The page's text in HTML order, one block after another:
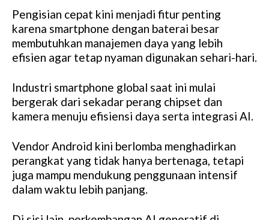
Pengisian cepat kini menjadi fitur penting
karena smartphone dengan baterai besar
membutuhkan manajemen daya yang lebih
efisien agar tetap nyaman digunakan sehari-hari.
Industri smartphone global saat ini mulai
bergerak dari sekadar perang chipset dan
kamera menuju efisiensi daya serta integrasi AI.
Vendor Android kini berlomba menghadirkan
perangkat yang tidak hanya bertenaga, tetapi
juga mampu mendukung penggunaan intensif
dalam waktu lebih panjang.